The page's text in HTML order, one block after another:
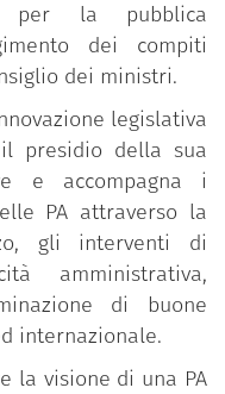
la pubblica
dei compiti
dei ministri.
legislativa
presidio della sua
e accompagna i
PA attraverso la
gli interventi di
amministrativa,
di buone
internazionale.
la visione di una PA